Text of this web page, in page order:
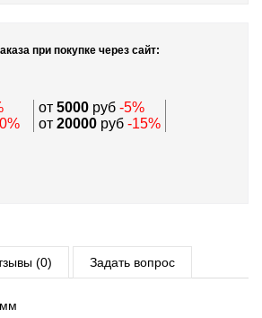
при покупке через сайт:
от 5000 руб -5%
от 20000 руб -15%
(0) Задать вопрос